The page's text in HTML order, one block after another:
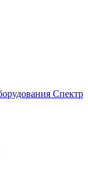
Спектр